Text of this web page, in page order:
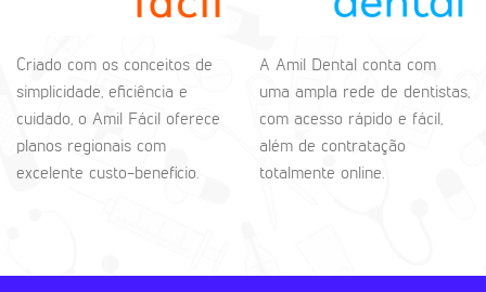
Criado com os conceitos de
simplicidade, eficiência e
cuidado, o Amil Fácil oferece
planos regionais com
excelente custo-benefício.
A Amil Dental conta com
uma ampla rede de dentistas,
com acesso rápido e fácil,
além de contratação
totalmente online.